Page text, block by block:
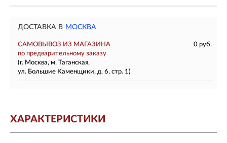
ДОСТАВКА В МОСКВА
САМОВЫВОЗ ИЗ МАГАЗИНА
0 руб.
по предварительному заказу
(г. Москва, м. Таганская,
ул. Большие Каменщики, д. 6, стр. 1)
ХАРАКТЕРИСТИКИ